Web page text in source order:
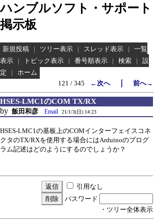
ハンブルソフト・サポート
掲示板
新規投稿 | ツリー表示 | スレッド表示 |
一覧
表示
| トピック表示 | 番号順表示 | 検索 |
設
定
|
ホーム
121 / 345
←次へ｜ 前へ→
HSES-LMC1のCOM TX/RX
by 飯田和彦 Email 21/1/3(日) 14:23
HSES-LMC1の基板上のCOMインターフェイスコネ
クタのTX/RXを使用する場合にはArduinoのプログ
ラム記述はどのようにするのでしょうか？
引用なし
パスワード
・ツリー全体表示